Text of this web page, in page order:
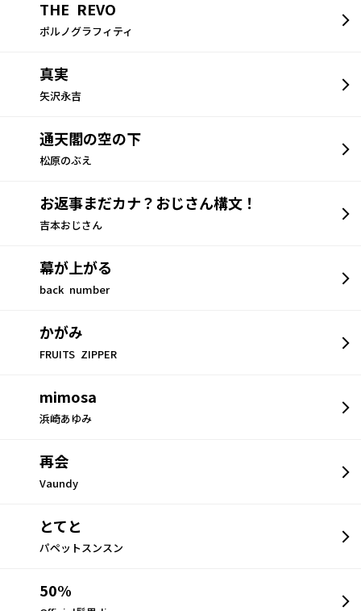
THE REVO
ポルノグラフィティ
真実
矢沢永吉
通天閣の空の下
松原のぶえ
お返事まだカナ？おじさん構文！
吉本おじさん
幕が上がる
back number
かがみ
FRUITS ZIPPER
mimosa
浜崎あゆみ
再会
Vaundy
とてと
パペットスンスン
50%